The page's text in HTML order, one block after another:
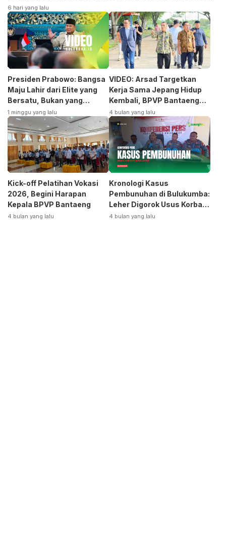
6 hari yang lalu
Presiden Prabowo: Bangsa
Maju Lahir dari Elite yang
Bersatu, Bukan yang
Terpecah
1 minggu yang lalu
VIDEO: Arsad Targetkan
Kerja Sama Jepang Hidup
Kembali, BPVP Bantaeng
Siap Bangkitkan Jurusan
Otomotif
4 bulan yang lalu
Kick-off Pelatihan Vokasi
2026, Begini Harapan
Kepala BPVP Bantaeng
4 bulan yang lalu
Kronologi Kasus
Pembunuhan di Bulukumba:
Leher Digorok Usus Korban
Dikeluarkan
4 bulan yang lalu